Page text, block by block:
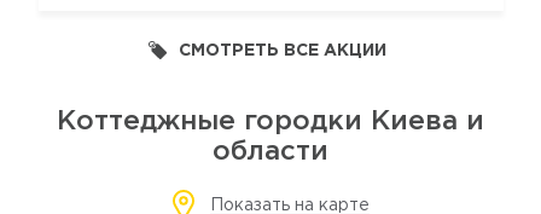
СМОТРЕТЬ ВСЕ АКЦИИ
Коттеджные городки Киева и
области
Показать на карте